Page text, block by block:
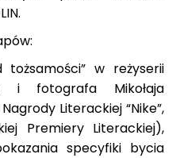
tożsamości” w reżyserii
i fotografa Mikołaja
Literackiej “Nike”,
Premiery Literackiej),
specyfiki bycia